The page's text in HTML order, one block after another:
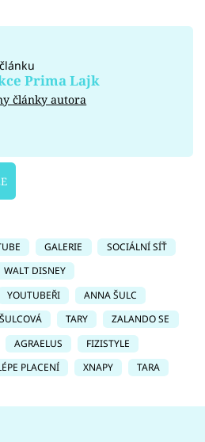
Prima Lajk
články autora
GALERIE
SOCIÁLNÍ SÍŤ
WALT DISNEY
YOUTUBEŘI
ANNA ŠULC
TARY
ZALANDO SE
AGRAELUS
FIZISTYLE
PLACENÍ XNAPY TARA